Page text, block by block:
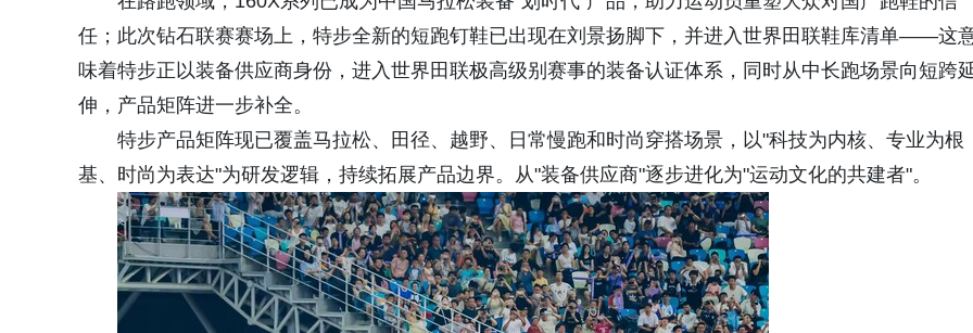
任；此次钻石联赛赛场上，特步全新的短跑钉鞋已出现在刘景扬脚下，并进入世界田联鞋库清单——这
味着特步正以装备供应商身份，进入世界田联极高级别赛事的装备认证体系，同时从中长跑场景向短跨
伸，产品矩阵进一步补全。
特步产品矩阵现已覆盖马拉松、田径、越野、日常慢跑和时尚穿搭场景，以"科技为内核、专业为根
基、时尚为表达"为研发逻辑，持续拓展产品边界。从"装备供应商"逐步进化为"运动文化的共建者"。